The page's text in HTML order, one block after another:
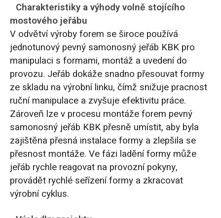
Charakteristiky a výhody volně stojícího
mostového jeřábu
V odvětví výroby forem se široce používá
jednotunový pevný samonosný jeřáb KBK pro
manipulaci s formami, montáž a uvedení do
provozu. Jeřáb dokáže snadno přesouvat formy
ze skladu na výrobní linku, čímž snižuje pracnost
ruční manipulace a zvyšuje efektivitu práce.
Zároveň lze v procesu montáže forem pevný
samonosný jeřáb KBK přesně umístit, aby byla
zajištěna přesná instalace formy a zlepšila se
přesnost montáže. Ve fázi ladění formy může
jeřáb rychle reagovat na provozní pokyny,
provádět rychlé seřízení formy a zkracovat
výrobní cyklus.